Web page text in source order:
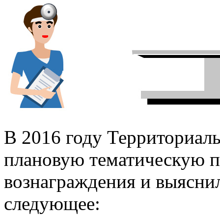
В 2016 году
плановую тематическую
вознаграждения и
следующее: